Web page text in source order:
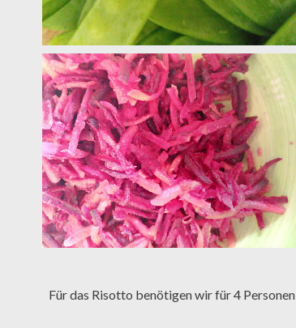
Für das Risotto benötigen wir für 4 Personen